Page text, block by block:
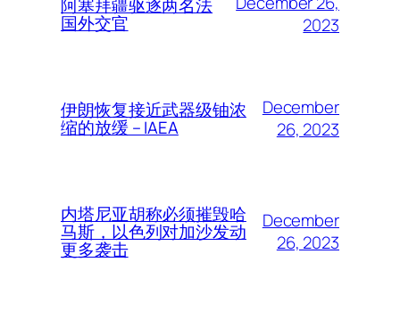
阿塞拜疆驱逐两名法
国外交官
2023
伊朗恢复接近武器级铀浓
缩的放缓 – IAEA
December
26, 2023
内塔尼亚胡称必须摧毁哈
马斯，以色列对加沙发动
更多袭击
December
26, 2023